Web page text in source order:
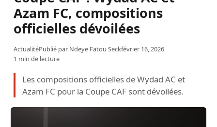
Azam FC, compositions
officielles dévoilées
ActualitéPublié par Ndeye Fatou Seckfévrier 16, 2026
1 min de lecture
Les compositions officielles de Wydad AC et
Azam FC pour la Coupe CAF sont dévoilées.